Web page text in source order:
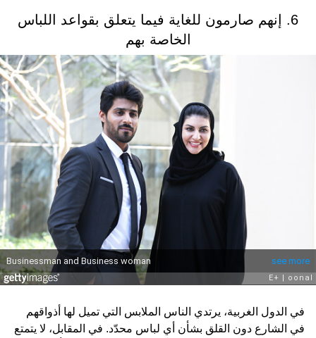
6. إنهم صارمون للغاية فيما يتعلق بقواعد اللباس
الخاصة بهم
في الدول الغربية، يرتدي الناس الملابس التي تميل لها أذواقهم
في الشارع دون القلق بشأن أي لباس محدّد. في المقابل، لا يتمتع